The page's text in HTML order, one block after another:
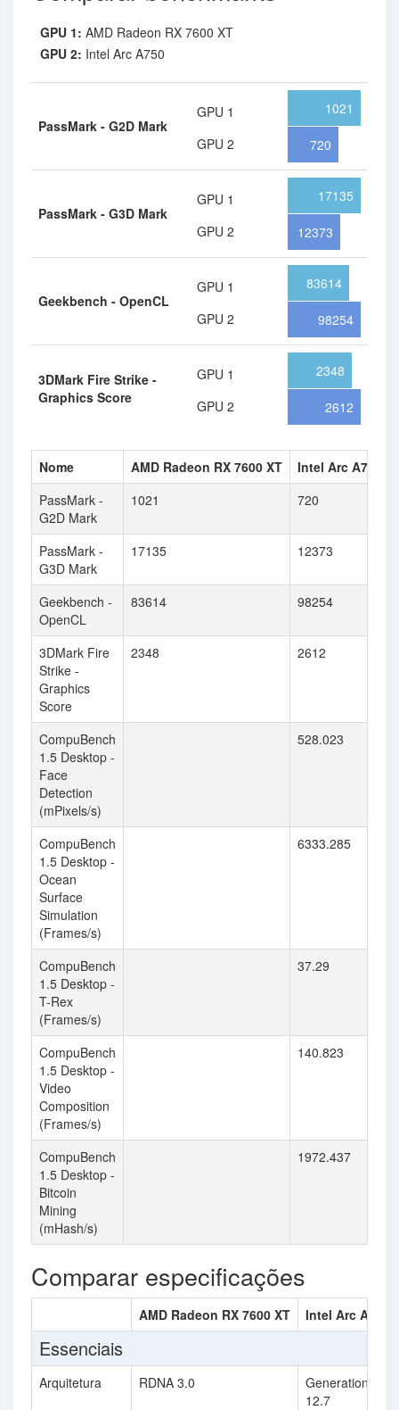
GPU 1: AMD Radeon RX 7600 XT
GPU 2: Intel Arc A750
PassMark - G2D Mark
GPU 1
GPU 2
1021
720
PassMark - G3D Mark
GPU 1
GPU 2
17135
12373
Geekbench - OpenCL
GPU 1
GPU 2
83614
98254
3DMark Fire Strike -
Graphics Score
GPU 1
GPU 2
2348
2612
Nome AMD Radeon RX 7600 XT
Intel Arc A750
PassMark -
G2D Mark
1021 720
PassMark -
G3D Mark
17135 12373
Geekbench -
OpenCL
83614 98254
3DMark Fire
Strike -
Graphics
Score
2348 2612
CompuBench
1.5 Desktop -
Face
Detection
(mPixels/s)
528.023
CompuBench
1.5 Desktop -
Ocean
Surface
Simulation
(Frames/s)
6333.285
CompuBench
1.5 Desktop -
T-Rex
(Frames/s)
37.29
CompuBench
1.5 Desktop -
Video
Composition
(Frames/s)
140.823
CompuBench
1.5 Desktop -
Bitcoin
Mining
(mHash/s)
1972.437
Comparar especificações
AMD Radeon RX 7600 XT Intel Arc A750
Essenciais
Arquitetura RDNA 3.0
Generation
12.7